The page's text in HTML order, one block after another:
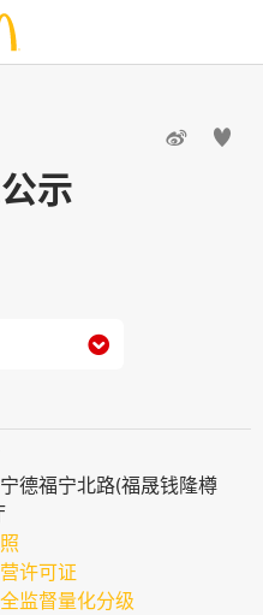
 
示

德福宁北路(福晟钱隆樽
许可证
监督量化分级